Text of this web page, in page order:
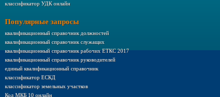
классификатор УДК онлайн
Популярные запросы
квалификационный справочник должностей
квалификационный справочник служащих
квалификационный справочник рабочих ЕТКС 2017
квалификационный справочник руководителей
единый квалификационный справочник
классификатор ЕСКД
классификатор земельных участков
Код МКБ 10 онлайн